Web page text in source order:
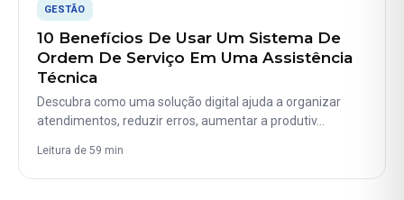
GESTÃO
10 Benefícios De Usar Um Sistema De
Ordem De Serviço Em Uma Assistência
Técnica
Descubra como uma solução digital ajuda a organizar
atendimentos, reduzir erros, aumentar a produtiv…
Leitura de 59 min